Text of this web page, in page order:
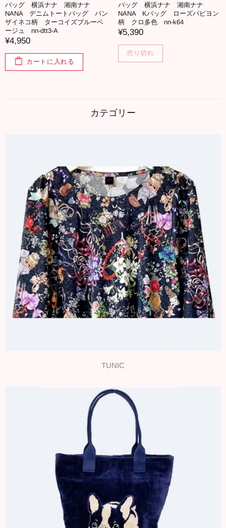
バッグ 横浜ナナ 湘南ナナ
NANA デニムトートバッグ バン
ザイネコ柄 ターコイズブルーベ
ージュ nn-dtt3-A
¥4,950
カートに入れる
バッグ 横浜ナナ 湘南ナナ
NANA Kバッグ ローズパピヨン
柄 クロ多色 nn-k64
¥5,390
売り切れ
カテゴリー
TUNIC